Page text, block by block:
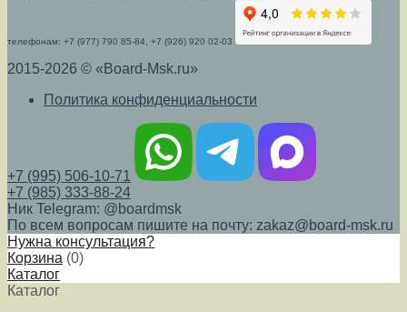
телефонам: +7 (977) 790 85-84, +7 (926) 920 02-03
2015-2026 © «Board-Msk.ru»
Политика конфиденциальности
+7 (995) 506-10-71
+7 (985) 333-88-24
Ник Telegram: @boardmsk
По всем вопросам пишите на почту: zakaz@board-msk.ru
Нужна консультация?
Корзина (0)
Каталог
Каталог